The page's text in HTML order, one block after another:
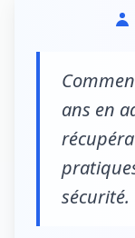
ans en
sécurité.